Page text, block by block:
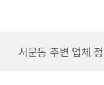
서문동 주변 업체